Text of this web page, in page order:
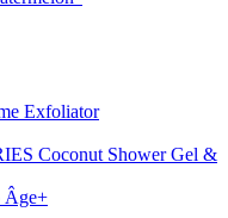
Exfoliator
Coconut Shower Gel &
Âge+